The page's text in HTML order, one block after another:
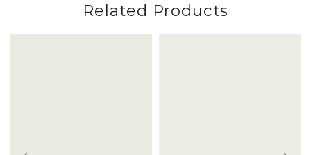
Related Products